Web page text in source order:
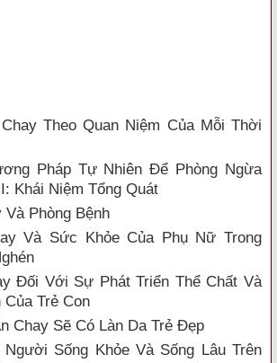
Theo Quan Niệm Của Mỗi Thời
Pháp Tự Nhiên Để Phòng Ngừa
Khái Niệm Tổng Quát
Phòng Bệnh
Và Sức Khỏe Của Phụ Nữ Trong
Đối Với Sự Phát Triển Thể Chất Và
Trẻ Con
Chay Sẽ Có Làn Da Trẻ Đẹp
Sống Khỏe Và Sống Lâu Trên